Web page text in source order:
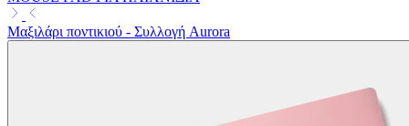
Μαξιλάρι ποντικιού - Συλλογή Aurora